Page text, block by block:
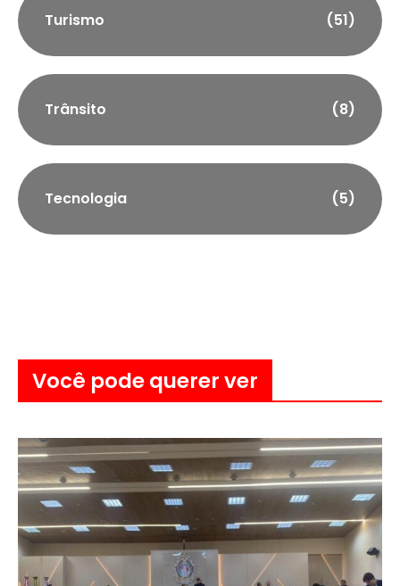
Turismo (51)
Trânsito (8)
Tecnologia (5)
Você pode querer ver